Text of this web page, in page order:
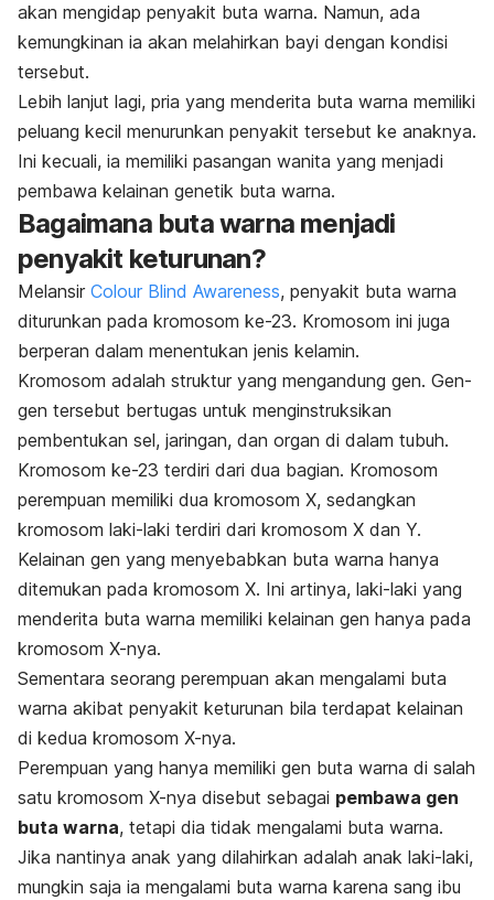
akan mengidap penyakit buta warna. Namun, ada
kemungkinan ia akan melahirkan bayi dengan kondisi
tersebut.
Lebih lanjut lagi, pria yang menderita buta warna memiliki
peluang kecil menurunkan penyakit tersebut ke anaknya.
Ini kecuali, ia memiliki pasangan wanita yang menjadi
pembawa kelainan genetik buta warna.
Bagaimana buta warna menjadi
penyakit keturunan?
Melansir Colour Blind Awareness, penyakit buta warna
diturunkan pada kromosom ke-23. Kromosom ini juga
berperan dalam menentukan jenis kelamin.
Kromosom adalah struktur yang mengandung gen. Gen-
gen tersebut bertugas untuk menginstruksikan
pembentukan sel, jaringan, dan organ di dalam tubuh.
Kromosom ke-23 terdiri dari dua bagian. Kromosom
perempuan memiliki dua kromosom X, sedangkan
kromosom laki-laki terdiri dari kromosom X dan Y.
Kelainan gen yang menyebabkan buta warna hanya
ditemukan pada kromosom X. Ini artinya, laki-laki yang
menderita buta warna memiliki kelainan gen hanya pada
kromosom X-nya.
Sementara seorang perempuan akan mengalami buta
warna akibat penyakit keturunan bila terdapat kelainan
di kedua kromosom X-nya.
Perempuan yang hanya memiliki gen buta warna di salah
satu kromosom X-nya disebut sebagai pembawa gen
buta warna, tetapi dia tidak mengalami buta warna.
Jika nantinya anak yang dilahirkan adalah anak laki-laki,
mungkin saja ia mengalami buta warna karena sang ibu